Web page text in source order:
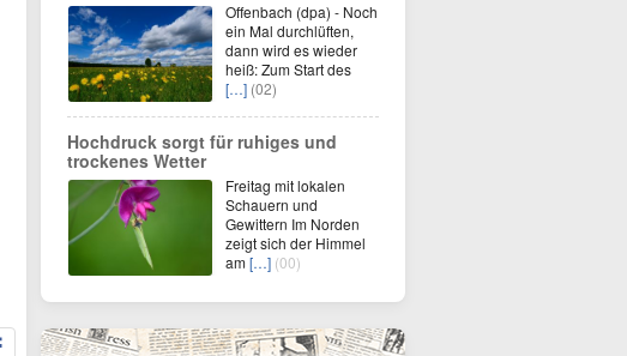
Offenbach (dpa) - Noch
ein Mal durchlüften,
dann wird es wieder
heiß: Zum Start des
[…] (02)
Hochdruck sorgt für ruhiges und
trockenes Wetter
Freitag mit lokalen
Schauern und
Gewittern Im Norden
zeigt sich der Himmel
am[…] (00)